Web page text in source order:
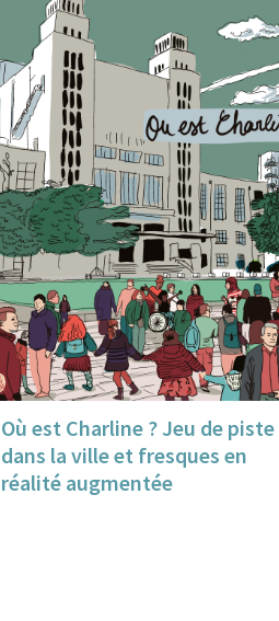
Où est Charline ? Jeu de piste
dans la ville et fresques en
réalité augmentée